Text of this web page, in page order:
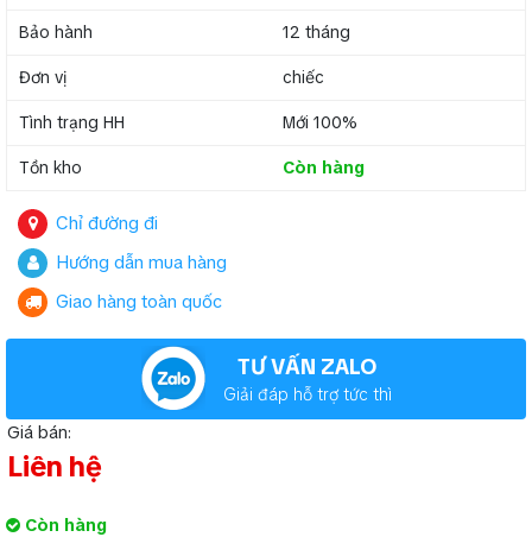
Bảo hành 12 tháng
Đơn vị chiếc
Tình trạng HH Mới 100%
Tồn kho Còn hàng
Chỉ đường đi
Hướng dẫn mua hàng
Giao hàng toàn quốc
TƯ VẤN ZALO
Giải đáp hỗ trợ tức thì
Giá bán:
Liên hệ
Còn hàng